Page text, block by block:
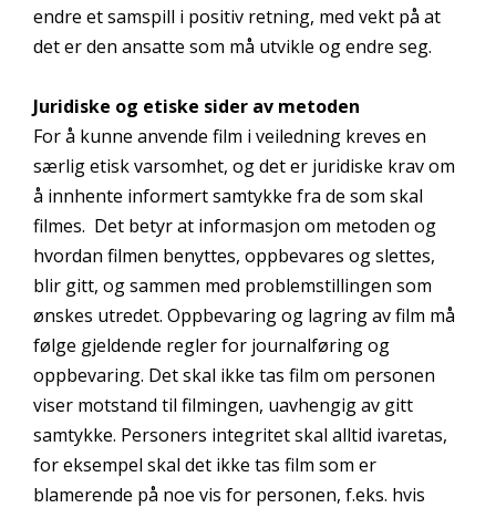
endre et samspill i positiv retning, med vekt på at
det er den ansatte som må utvikle og endre seg.
Juridiske og etiske sider av metoden
For å kunne anvende film i veiledning kreves en
særlig etisk varsomhet, og det er juridiske krav om
å innhente informert samtykke fra de som skal
filmes. Det betyr at informasjon om metoden og
hvordan filmen benyttes, oppbevares og slettes,
blir gitt, og sammen med problemstillingen som
ønskes utredet. Oppbevaring og lagring av film må
følge gjeldende regler for journalføring og
oppbevaring. Det skal ikke tas film om personen
viser motstand til filmingen, uavhengig av gitt
samtykke. Personers integritet skal alltid ivaretas,
for eksempel skal det ikke tas film som er
blamerende på noe vis for personen, f.eks. hvis